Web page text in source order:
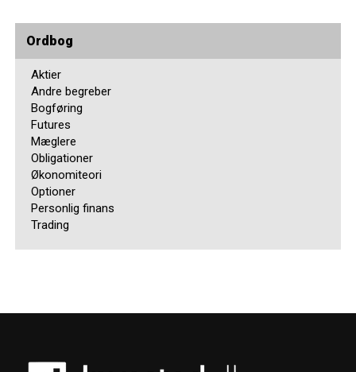
Ordbog
Aktier
Andre begreber
Bogføring
Futures
Mæglere
Obligationer
Økonomiteori
Optioner
Personlig finans
Trading